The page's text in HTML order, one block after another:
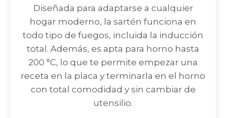
Diseñada para adaptarse a cualquier
hogar moderno, la sartén funciona en
todo tipo de fuegos, incluida la inducción
total. Además, es apta para horno hasta
200 °C, lo que te permite empezar una
receta en la placa y terminarla en el horno
con total comodidad y sin cambiar de
utensilio.